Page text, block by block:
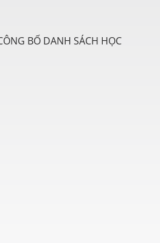
BỐ DANH SÁCH HỌC